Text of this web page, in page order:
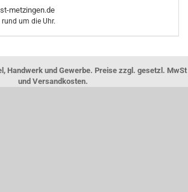
metzingen.de
rund um die Uhr.
Handwerk und Gewerbe. Preise zzgl. gesetzl. MwSt
und Versandkosten.